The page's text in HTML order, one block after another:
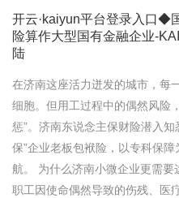
开云·kaiyun平台登录入口◆
险算作大型国有金融企业-
陆
在济南这座活力迸发的城市，每
细胞。但用工过程中的偶然风险
惩”。济南东说念主保财险潜入
保”企业老板包袱险，以专科保
航。 为什么济南小微企业更需
职工因使命偶然导致的伤残、医